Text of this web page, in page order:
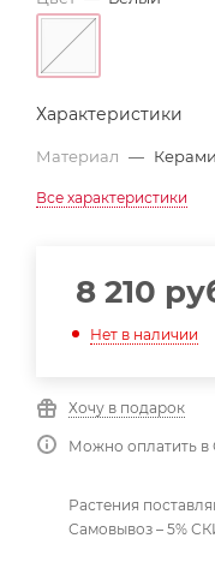
Характеристики
Материал —
Все характеристики
8 210
Нет в наличии
Хочу в подарок
Можно оплатить
Растения
Самовывоз – 5%